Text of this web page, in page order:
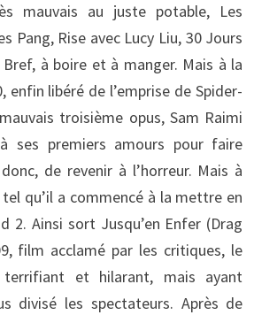
mauvais au juste potable, Les
Pang, Rise avec Lucy Liu, 30 Jours
à boire et à manger. Mais à la
enfin libéré de l’emprise de Spider-
troisième opus, Sam Raimi
ses premiers amours pour faire
de revenir à l’horreur. Mais à
qu’il a commencé à la mettre en
2. Ainsi sort Jusqu’en Enfer (Drag
film acclamé par les critiques, le
et hilarant, mais ayant
divisé les spectateurs. Après de